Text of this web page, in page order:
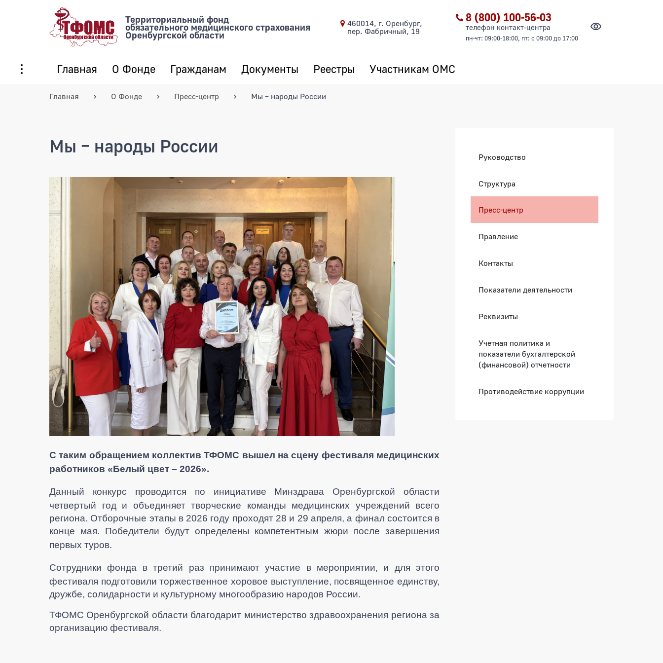
Территориальный фонд
обязательного медицинского страхования
Оренбургской области
460014, г. Оренбург,
пер. Фабричный, 19
8 (800) 100-56-03
телефон контакт-центра
пн-чт: 09:00-18:00, пт: с 09:00 до 17:00
Главная О Фонде Гражданам Документы Реестры Участникам ОМС
Главная О Фонде Пресс-центр Мы – народы России
Мы – народы России
С таким обращением коллектив ТФОМС вышел на сцену фестиваля медицинских
работников «Белый цвет – 2026».
Данный конкурс проводится по инициативе Минздрава Оренбургской области
четвертый год и объединяет творческие команды медицинских учреждений всего
региона. Отборочные этапы в 2026 году проходят 28 и 29 апреля, а финал состоится в
конце мая. Победители будут определены компетентным жюри после завершения
первых туров.
Сотрудники фонда в третий раз принимают участие в мероприятии, и для этого
фестиваля подготовили торжественное хоровое выступление, посвященное единству,
дружбе, солидарности и культурному многообразию народов России.
ТФОМС Оренбургской области благодарит министерство здравоохранения региона за
организацию фестиваля.
Руководство
Структура
Пресс-центр
Правление
Контакты
Показатели деятельности
Реквизиты
Учетная политика и
показатели бухгалтерской
(финансовой) отчетности
Противодействие коррупции